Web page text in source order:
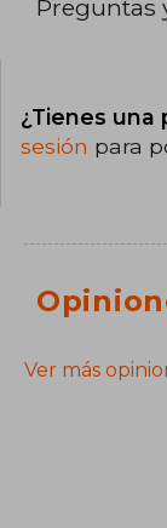
Preguntas
¿Tienes una
sesión para
Ver más